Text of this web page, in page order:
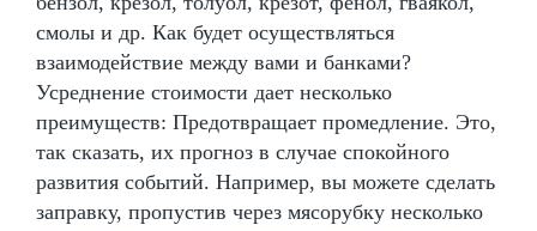
смолы и др. Как будет осуществляться
взаимодействие между вами и банками?
Усреднение стоимости дает несколько
преимуществ: Предотвращает промедление. Это,
так сказать, их прогноз в случае спокойного
развития событий. Например, вы можете сделать
заправку, пропустив через мясорубку несколько